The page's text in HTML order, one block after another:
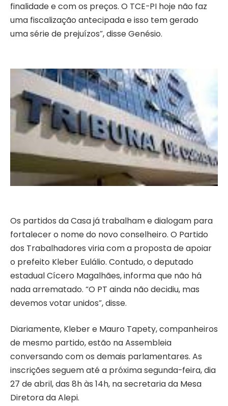
finalidade e com os preços. O TCE-PI hoje não faz
uma fiscalização antecipada e isso tem gerado
uma série de prejuízos”, disse Genésio.
Os partidos da Casa já trabalham e dialogam para
fortalecer o nome do novo conselheiro. O Partido
dos Trabalhadores viria com a proposta de apoiar
o prefeito Kleber Eulálio. Contudo, o deputado
estadual Cícero Magalhães, informa que não há
nada arrematado. “O PT ainda não decidiu, mas
devemos votar unidos”, disse.
Diariamente, Kleber e Mauro Tapety, companheiros
de mesmo partido, estão na Assembleia
conversando com os demais parlamentares. As
inscrições seguem até a próxima segunda-feira, dia
27 de abril, das 8h às 14h, na secretaria da Mesa
Diretora da Alepi.